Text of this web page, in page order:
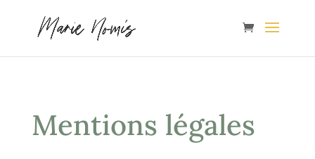
Mentions légales